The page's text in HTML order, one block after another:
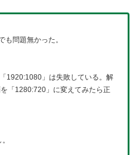
問題無かった。
1920:1080」は失敗している。解
「1280:720」に変えてみたら正